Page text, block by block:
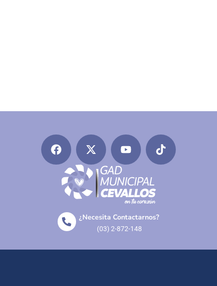
¿Necesita Contactarnos?
(03) 2-872-148